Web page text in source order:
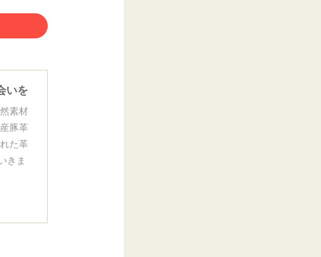
いを
素材
豚革
た革
きま